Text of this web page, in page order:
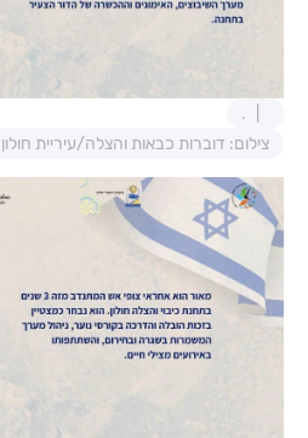
.
צילום: דוברות כבאות והצלה/עיריית חולון